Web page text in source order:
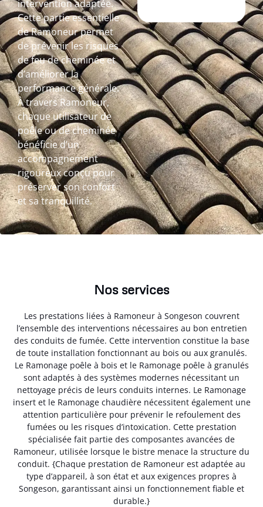
intervention adaptée.
Cette partie essentielle
de Ramoneur permet
de prévenir les risques
de feu de cheminée et
d’améliorer la
performance générale.
À travers Ramoneur,
chaque utilisateur de
poêle ou de cheminée
bénéficie d’un
accompagnement
rigoureux conçu pour
préserver son confort
et sa tranquillité.
Nos services
Les prestations liées à Ramoneur à Songeson couvrent
l’ensemble des interventions nécessaires au bon entretien
des conduits de fumée. Cette intervention constitue la base
de toute installation fonctionnant au bois ou aux granulés.
Le Ramonage poêle à bois et le Ramonage poêle à granulés
sont adaptés à des systèmes modernes nécessitant un
nettoyage précis de leurs conduits internes. Le Ramonage
insert et le Ramonage chaudière nécessitent également une
attention particulière pour prévenir le refoulement des
fumées ou les risques d’intoxication. Cette prestation
spécialisée fait partie des composantes avancées de
Ramoneur, utilisée lorsque le bistre menace la structure du
conduit. {Chaque prestation de Ramoneur est adaptée au
type d’appareil, à son état et aux exigences propres à
Songeson, garantissant ainsi un fonctionnement fiable et
durable.}